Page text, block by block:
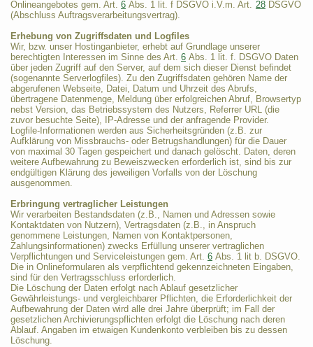
Onlineangebotes gem. Art. 6 Abs. 1 lit. f DSGVO i.V.m. Art. 28 DSGVO
(Abschluss Auftragsverarbeitungsvertrag).
Erhebung von Zugriffsdaten und Logfiles
Wir, bzw. unser Hostinganbieter, erhebt auf Grundlage unserer
berechtigten Interessen im Sinne des Art. 6 Abs. 1 lit. f. DSGVO Daten
über jeden Zugriff auf den Server, auf dem sich dieser Dienst befindet
(sogenannte Serverlogfiles). Zu den Zugriffsdaten gehören Name der
abgerufenen Webseite, Datei, Datum und Uhrzeit des Abrufs,
übertragene Datenmenge, Meldung über erfolgreichen Abruf, Browsertyp
nebst Version, das Betriebssystem des Nutzers, Referrer URL (die
zuvor besuchte Seite), IP-Adresse und der anfragende Provider.
Logfile-Informationen werden aus Sicherheitsgründen (z.B. zur
Aufklärung von Missbrauchs- oder Betrugshandlungen) für die Dauer
von maximal 30 Tagen gespeichert und danach gelöscht. Daten, deren
weitere Aufbewahrung zu Beweiszwecken erforderlich ist, sind bis zur
endgültigen Klärung des jeweiligen Vorfalls von der Löschung
ausgenommen.
Erbringung vertraglicher Leistungen
Wir verarbeiten Bestandsdaten (z.B., Namen und Adressen sowie
Kontaktdaten von Nutzern), Vertragsdaten (z.B., in Anspruch
genommene Leistungen, Namen von Kontaktpersonen,
Zahlungsinformationen) zwecks Erfüllung unserer vertraglichen
Verpflichtungen und Serviceleistungen gem. Art. 6 Abs. 1 lit b. DSGVO.
Die in Onlineformularen als verpflichtend gekennzeichneten Eingaben,
sind für den Vertragsschluss erforderlich.
Die Löschung der Daten erfolgt nach Ablauf gesetzlicher
Gewährleistungs- und vergleichbarer Pflichten, die Erforderlichkeit der
Aufbewahrung der Daten wird alle drei Jahre überprüft; im Fall der
gesetzlichen Archivierungspflichten erfolgt die Löschung nach deren
Ablauf. Angaben im etwaigen Kundenkonto verbleiben bis zu dessen
Löschung.